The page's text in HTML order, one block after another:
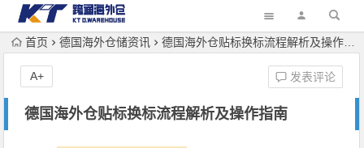
首页 德国海外仓储资讯 德国海外仓贴标换标流程解析及操作指南
德国海外仓贴标换标流程解析及操作指南
发表评论
A+